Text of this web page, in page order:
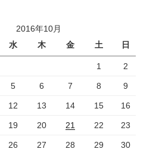
2016年10月
水 木 金 土 日
1 2
5 6 7 8 9
12 13 14 15 16
19 20 21 22 23
26 27 28 29 30